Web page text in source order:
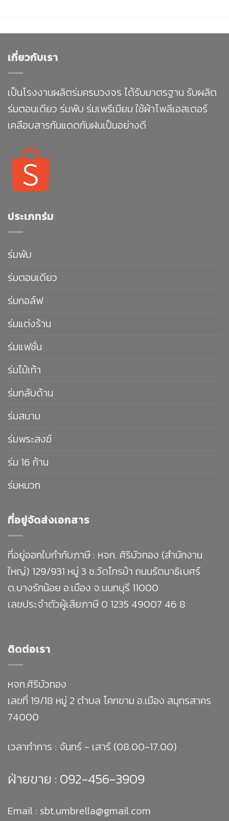
เกี่ยวกับเรา
เป็นโรงงานผลิตร่มครบวงจร ได้รับมาตรฐาน รับผลิต
ร่มตอนเดียว ร่มพับ ร่มเพรีเมียม ใช้ผ้าโพลีเอสเตอร์
เคลือบสารกันแดดกันฝนเป็นอย่างดี
ประเภทร่ม
ร่มพับ
ร่มตอนเดียว
ร่มกอล์ฟ
ร่มแต่งร้าน
ร่มแฟชั่น
ร่มไม้เท้า
ร่มกลับด้าน
ร่มสนาม
ร่มพระสงฆ์
ร่ม 16 ก้าน
ร่มหมวก
ที่อยู่จัดส่งเอกสาร
ที่อยู่ออกใบกำกับภาษี : หจก. ศิริบัวทอง (สำนักงาน
ใหญ่) 129/931 หมู่ 3 ซ.วัดไทรม้า ถนนรัตนาธิเบศร์
ต.บางรักน้อย อ.เมือง จ.นนทบุรี 11000
เลขประจำตัวผู้เสียภาษี 0 1235 49007 46 8
ติดต่อเรา
หจก.ศิริบัวทอง
เลขที่ 19/18 หมู่ 2 ตำบล โคกขาม อ.เมือง สมุทรสาคร
74000
เวลาทำการ : จันทร์ - เสาร์ (08.00-17.00)
ฝ่ายขาย : 092-456-3909
Email : sbt.umbrella@gmail.com